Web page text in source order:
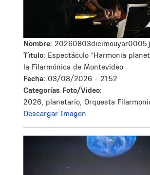
Nombre:
Tìtulo: Espectáculo "Harmonía
la Filarmónica de Montevideo
Fecha: 03/08/2026 - 21:52
Categorías Foto/Video:
2026, planetario, Orquesta
Descargar Imagen